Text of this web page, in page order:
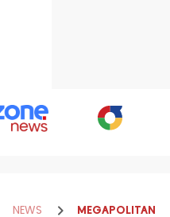
NEWS MEGAPOLITAN